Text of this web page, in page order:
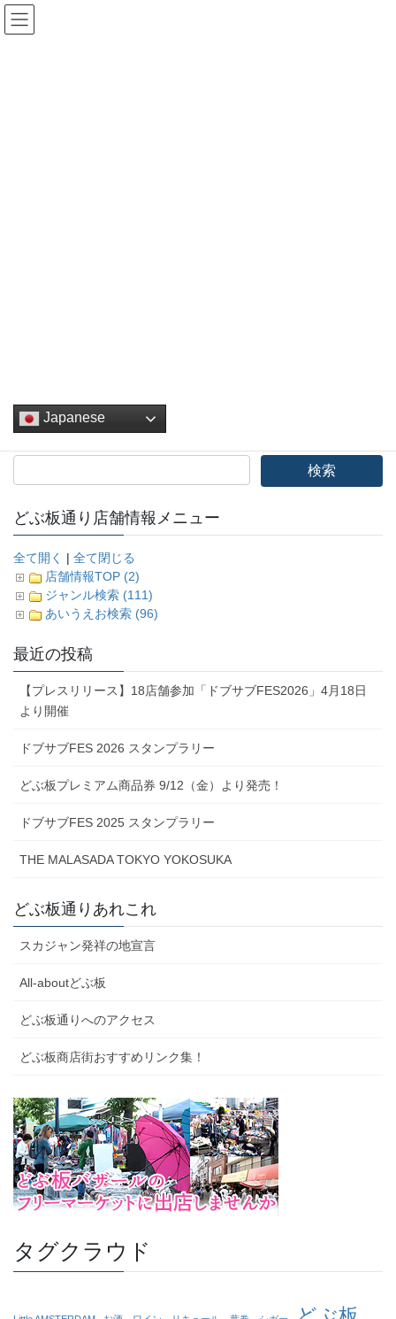
コ
ン
ナ
ビ
Japanese
どぶ板通り店舗情報メニュー
全て開く | 全て閉じる
店舗情報TOP (2)
ジャンル検索 (111)
あいうえお検索 (96)
最近の投稿
【プレスリリース】18店舗参加「ドブサブFES2026」4月18日
より開催
ドブサブFES 2026 スタンプラリー
どぶ板プレミアム商品券 9/12（金）より発売！
ドブサブFES 2025 スタンプラリー
THE MALASADA TOKYO YOKOSUKA
どぶ板通りあれこれ
スカジャン発祥の地宣言
All-aboutどぶ板
どぶ板通りへのアクセス
どぶ板商店街おすすめリンク集！
タグクラウド